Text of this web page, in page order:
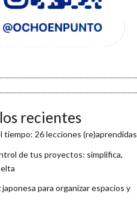
recientes
tiempo: 26 lecciones (re)aprendidas
de tus proyectos: simplifica,
japonesa para organizar espacios y